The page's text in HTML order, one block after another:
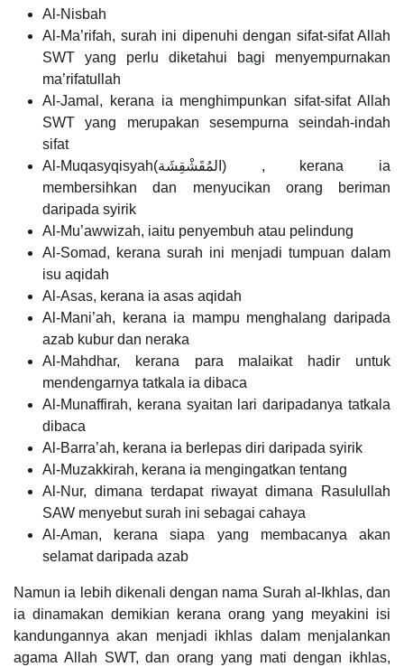
Al-Nisbah
Al-Ma’rifah, surah ini dipenuhi dengan sifat-sifat Allah
SWT yang perlu diketahui bagi menyempurnakan
ma’rifatullah
Al-Jamal, kerana ia menghimpunkan sifat-sifat Allah
SWT yang merupakan sesempurna seindah-indah
sifat
Al-Muqasyqisyah(المُقَشْقِشَة) , kerana ia
membersihkan dan menyucikan orang beriman
daripada syirik
Al-Mu’awwizah, iaitu penyembuh atau pelindung
Al-Somad, kerana surah ini menjadi tumpuan dalam
isu aqidah
Al-Asas, kerana ia asas aqidah
Al-Mani’ah, kerana ia mampu menghalang daripada
azab kubur dan neraka
Al-Mahdhar, kerana para malaikat hadir untuk
mendengarnya tatkala ia dibaca
Al-Munaffirah, kerana syaitan lari daripadanya tatkala
dibaca
Al-Barra’ah, kerana ia berlepas diri daripada syirik
Al-Muzakkirah, kerana ia mengingatkan tentang
Al-Nur, dimana terdapat riwayat dimana Rasulullah
SAW menyebut surah ini sebagai cahaya
Al-Aman, kerana siapa yang membacanya akan
selamat daripada azab
Namun ia lebih dikenali dengan nama Surah al-Ikhlas, dan
ia dinamakan demikian kerana orang yang meyakini isi
kandungannya akan menjadi ikhlas dalam menjalankan
agama Allah SWT, dan orang yang mati dengan ikhlas,